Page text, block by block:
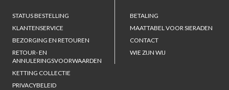
STATUS BESTELLING
KLANTENSERVICE
BEZORGING EN RETOUREN
RETOUR- EN
ANNULERINGSVOORWAARDEN
KETTING COLLECTIE
PRIVACYBELEID
BETALING
MAATTABEL VOOR SIERADEN
CONTACT
WIE ZIJN WIJ